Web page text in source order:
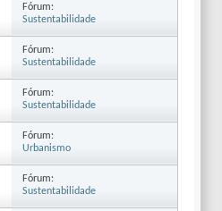
11:37Fórum:
Sustentabilidade
11:27Fórum:
Sustentabilidade
12:42Fórum:
Sustentabilidade
12:07Fórum:
Urbanismo
19:12Fórum:
Sustentabilidade